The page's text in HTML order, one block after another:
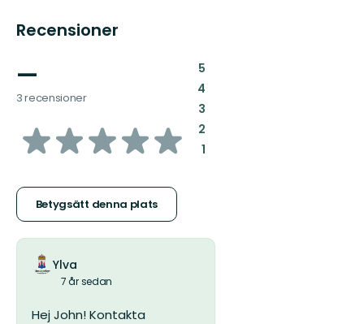
Recensioner
—
3 recensioner
av
stjärnor
Betygsätt denna plats
5:
4:
3:
2:
1:
Ylva
7 år sedan
Hej John! Kontakta